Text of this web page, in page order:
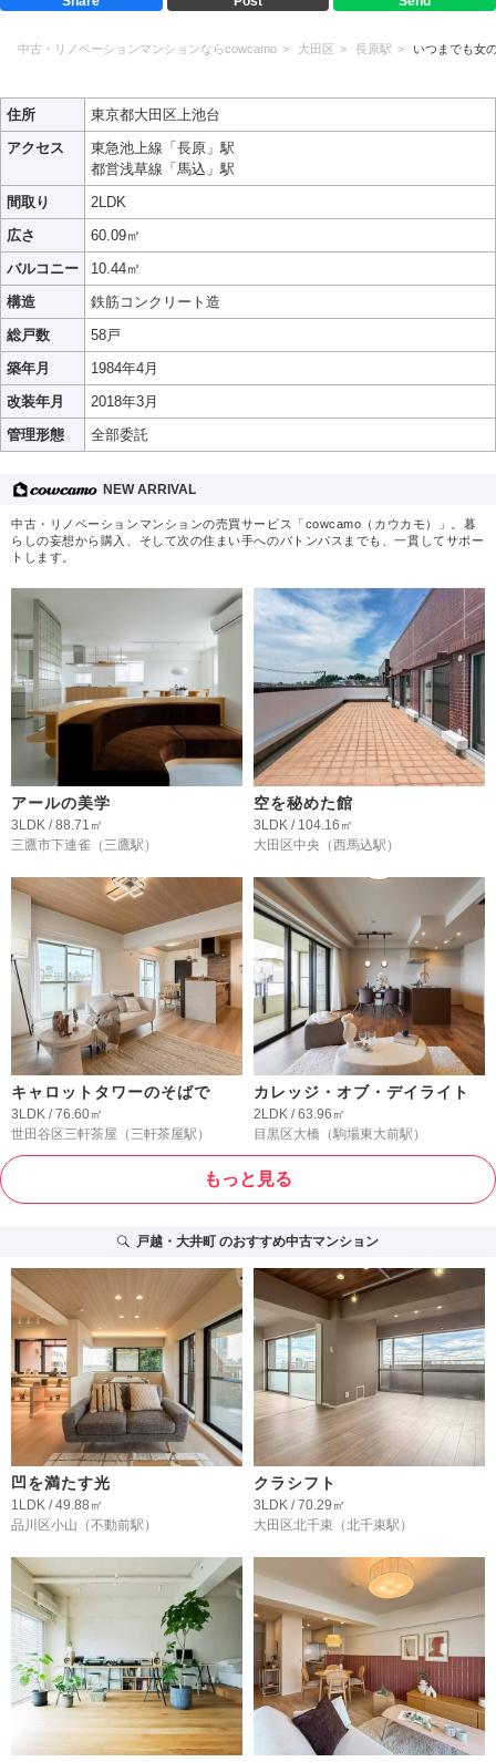
中古・リノベーションマンションならcowcamo 大田区 長原駅 いつまでも女
住所
東京都大田区上池台
アクセス
東急池上線「長原」駅
都営浅草線「馬込」駅
間取り
2LDK
広さ
60.09㎡
バルコニー
10.44㎡
構造
鉄筋コンクリート造
総戸数
58戸
築年月
1984年4月
改装年月
2018年3月
管理形態
全部委託
NEW ARRIVAL
中古・リノベーションマンションの売買サービス「cowcamo（カウカモ）」。暮
らしの妄想から購入、そして次の住まい手へのバトンパスまでも、一貫してサポー
トします。
アールの美学
3LDK / 88.71㎡
三鷹市下連雀 （三鷹駅）
空を秘めた館
3LDK / 104.16㎡
大田区中央 （西馬込駅）
キャロットタワーのそばで
3LDK / 76.60㎡
世田谷区三軒茶屋 （三軒茶屋駅）
カレッジ・オブ・デイライト
2LDK / 63.96㎡
目黒区大橋 （駒場東大前駅）
もっと見る
戸越・大井町のおすすめ中古マンション
凹を満たす光
1LDK / 49.88㎡
品川区小山 （不動前駅）
クラシフト
3LDK / 70.29㎡
大田区北千束 （北千束駅）